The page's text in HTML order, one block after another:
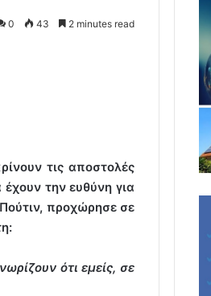
0 43 2 minutes read
τις αποστολές
την ευθύνη για
προχώρησε σε
ότι εμείς, σε